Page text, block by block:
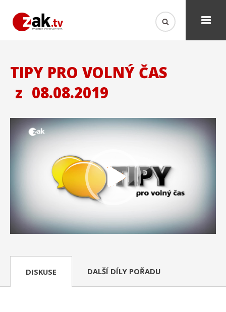
TIPY PRO VOLNÝ ČAS
z 08.08.2019
DISKUSE DALŠÍ DÍLY POŘADU